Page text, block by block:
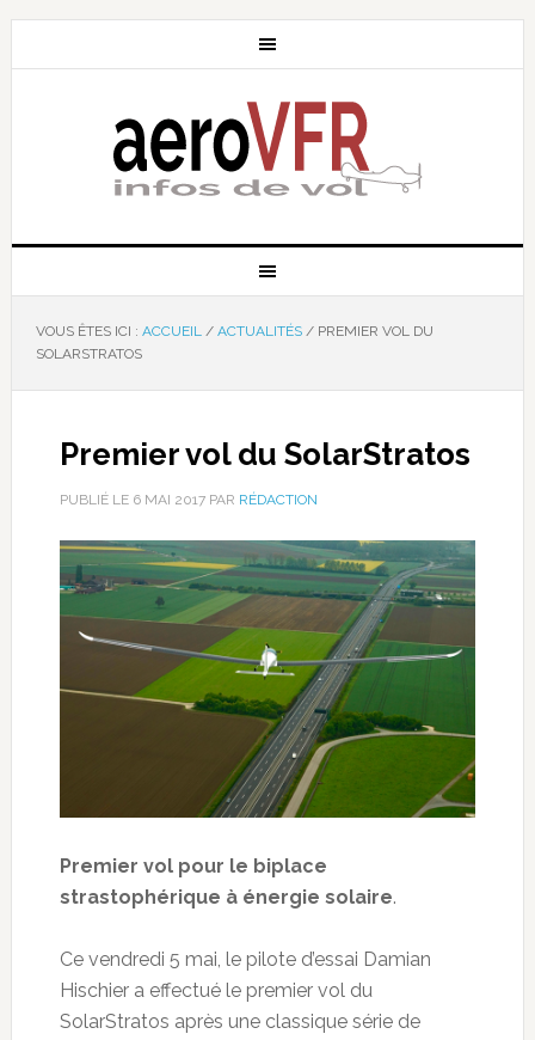
VOUS ÊTES ICI : ACCUEIL / ACTUALITÉS /PREMIER VOL DU
SOLARSTRATOS
Premier vol du SolarStratos
PUBLIÉ LE 6 MAI 2017PAR RÉDACTION
Premier vol pour le biplace
strastophérique à énergie solaire.
Ce vendredi 5 mai, le pilote d’essai Damian
Hischier a effectué le premier vol du
SolarStratos après une classique série de